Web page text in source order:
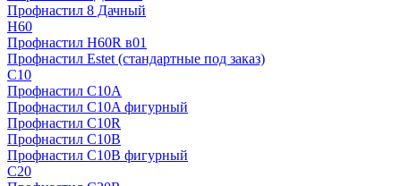
Профнастил 8 Дачный
Н60
Профнастил H60R в01
Профнастил Estet (стандартные под заказ)
C10
Профнастил С10A
Профнастил С10A фигурный
Профнастил С10R
Профнастил С10В
Профнастил С10В фигурный
C20